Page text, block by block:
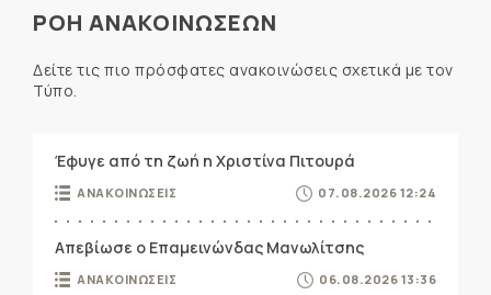
ΡΟΗ ΑΝΑΚΟΙΝΩΣΕΩΝ
Δείτε τις πιο πρόσφατες ανακοινώσεις σχετικά με τον
Τύπο.
Έφυγε από τη ζωή η Χριστίνα Πιτουρά
ΑΝΑΚΟΙΝΩΣΕΙΣ 07.08.2026 12:24
Απεβίωσε ο Επαμεινώνδας Μανωλίτσης
ΑΝΑΚΟΙΝΩΣΕΙΣ 06.08.2026 13:36